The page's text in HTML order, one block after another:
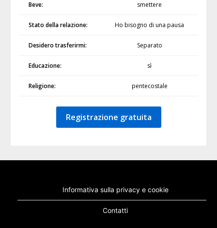
Beve: smettere
Stato della relazione: Ho bisogno di una pausa
Desidero trasferirmi: Separato
Educazione: sì
Religione: pentecostale
Registrazione gratuita
Informativa sulla privacy e cookie
Contatti